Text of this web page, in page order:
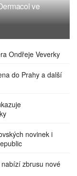
ve
Ondřeje Veverky
do Prahy a další
novinek i
zbrusu nové